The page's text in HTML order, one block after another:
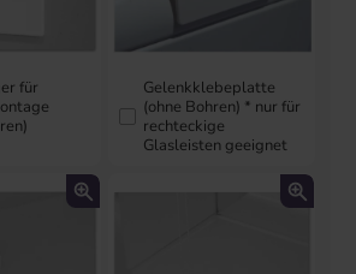
für
Gelenkklebeplatte
(ohne Bohren) * nur für
rechteckige
Glasleisten geeignet